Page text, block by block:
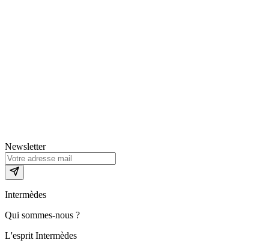
Newsletter
Intermèdes
Qui sommes-nous ?
L'esprit Intermèdes